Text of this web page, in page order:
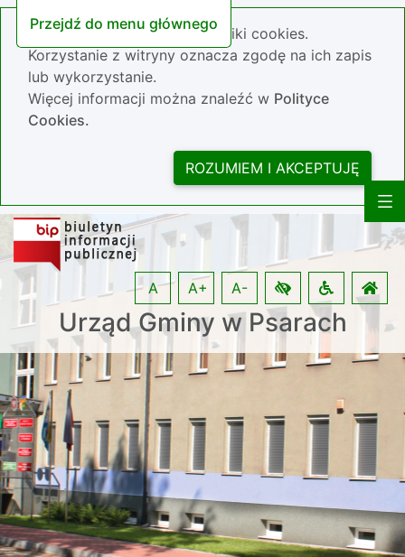
Przejdź do menu głównego
Nasza strona wykorzystuje pliki cookies.
Korzystanie z witryny oznacza zgodę na ich zapis
lub wykorzystanie.
Więcej informacji można znaleźć w Polityce
Cookies.
ROZUMIEM I AKCEPTUJĘ
Urząd Gminy w Psarach
A A+ A-